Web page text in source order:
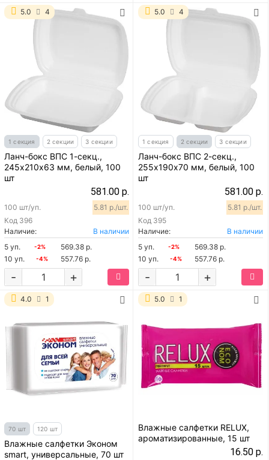
5.0 4
1 секция 2 секции 3 секции
Ланч-бокс ВПС 1-секц.,
245х210х63 мм, белый, 100
шт
581.00 р.
Код 396
100 шт/уп. 5.81 р./шт.
Наличие:
В наличии
5 уп.
-2%
569.38 р.
10 уп.
-4% 557.76 р.
+
-
5.0 4
1 секция 2 секции 3 секции
Ланч-бокс ВПС 2-секц.,
255х190х70 мм, белый, 100
шт
581.00 р.
Код 395
100 шт/уп. 5.81 р./шт.
Наличие:
В наличии
5 уп.
-2%
569.38 р.
10 уп.
-4% 557.76 р.
+
-
4.0 1
70 шт 120 шт
Влажные салфетки Эконом
smart, универсальные, 70 шт
5.0 1
Влажные салфетки RELUX,
ароматизированные, 15 шт
16.50 р.